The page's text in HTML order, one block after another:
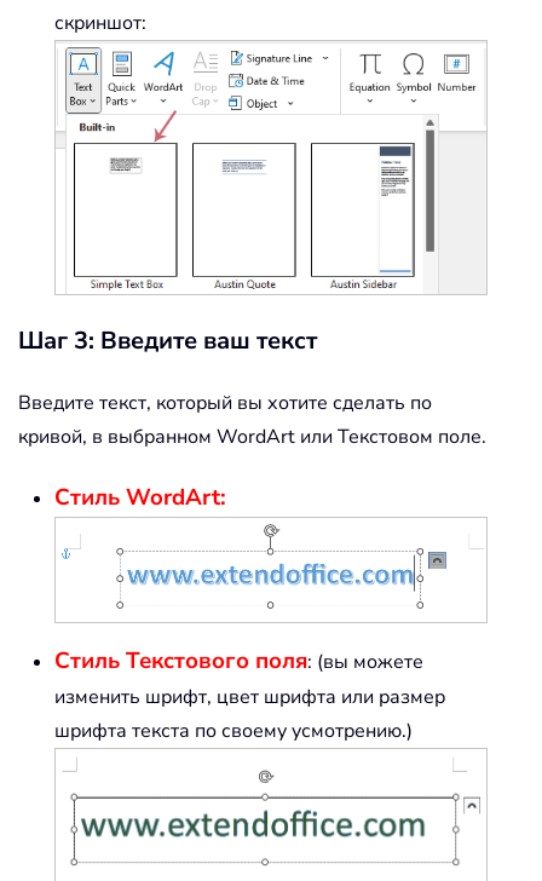
скриншот:
Шаг 3: Введите ваш текст
Введите текст, который вы хотите сделать по
кривой, в выбранном WordArt или Текстовом поле.
Стиль WordArt:
Стиль Текстового поля: (вы можете
изменить шрифт, цвет шрифта или размер
шрифта текста по своему усмотрению.)